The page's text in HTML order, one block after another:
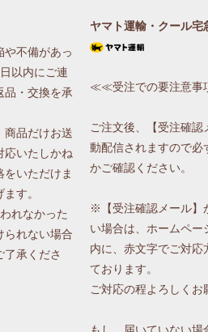
や不備があっ
以内にご連
品・交換を承
商品だけお送
応いたしかね
をいただけま
す。
れなかった
られない場合
了承くださ
ヤマト運輸・クール宅
≪≪受注での要注意
ご注文後、【受注確認
動配信されますので必
かご確認ください。
※【受注確認メール】
い場合は、ホームペー
内に、赤文字でご対応
ております。
ご対応の程よろしくお
もし、届いていない場